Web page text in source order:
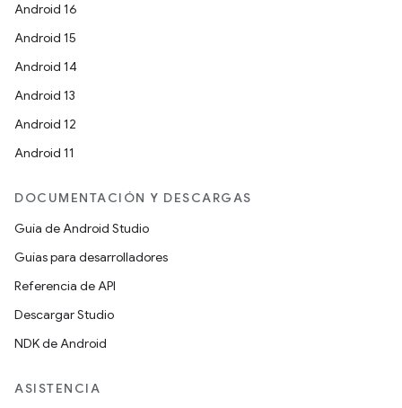
Android 16
Android 15
Android 14
Android 13
Android 12
Android 11
DOCUMENTACIÓN Y DESCARGAS
Guía de Android Studio
Guías para desarrolladores
Referencia de API
Descargar Studio
NDK de Android
ASISTENCIA